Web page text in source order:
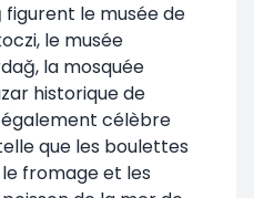
le musée de
le musée
la mosquée
historique de
célèbre
que les boulettes
fromage et les